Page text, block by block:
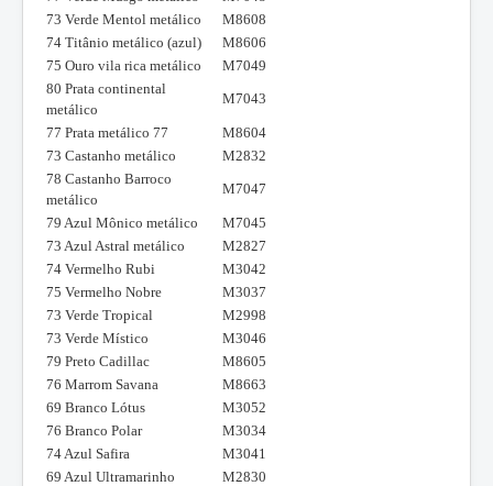
73 Verde Mentol metálico
M8608
74 Titânio metálico (azul)
M8606
75 Ouro vila rica metálico
M7049
80 Prata continental
metálico
M7043
77 Prata metálico 77
M8604
73 Castanho metálico
M2832
78 Castanho Barroco
metálico
M7047
79 Azul Mônico metálico
M7045
73 Azul Astral metálico
M2827
74 Vermelho Rubi
M3042
75 Vermelho Nobre
M3037
73 Verde Tropical
M2998
73 Verde Místico
M3046
79 Preto Cadillac
M8605
76 Marrom Savana
M8663
69 Branco Lótus
M3052
76 Branco Polar
M3034
74 Azul Safira
M3041
69 Azul Ultramarinho
M2830